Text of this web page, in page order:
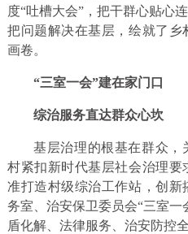
度“吐槽大会”，把干群心贴心
把问题解决在基层，绘就了乡
画卷。
“三室一会”建在家门口
综治服务直达群众心坎
基层治理的根基在群众，
村紧扣新时代基层社会治理
准打造村级综治工作站，创新
务室、治安保卫委员会“三室
盾化解、法律服务、治安防控